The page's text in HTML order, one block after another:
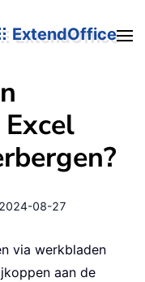
ExtendOffice
2024-08-27
via werkbladen
aan de